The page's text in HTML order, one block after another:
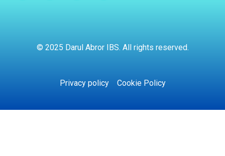
© 2025 Darul Abror IBS. All rights reserved.
Privacy policy Cookie Policy